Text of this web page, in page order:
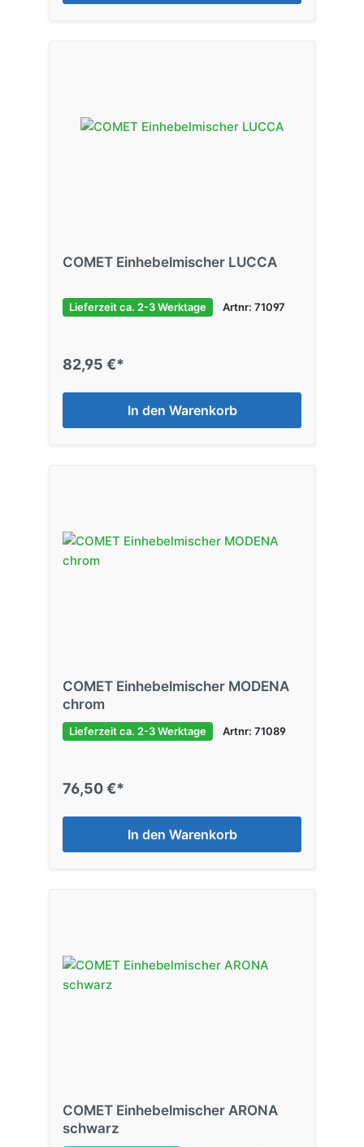
COMET Einhebelmischer LUCCA
Lieferzeit ca. 2-3 Werktage Artnr: 71097
82,95 €*
In den Warenkorb
COMET Einhebelmischer MODENA
chrom
Lieferzeit ca. 2-3 Werktage Artnr: 71089
76,50 €*
In den Warenkorb
COMET Einhebelmischer ARONA
schwarz